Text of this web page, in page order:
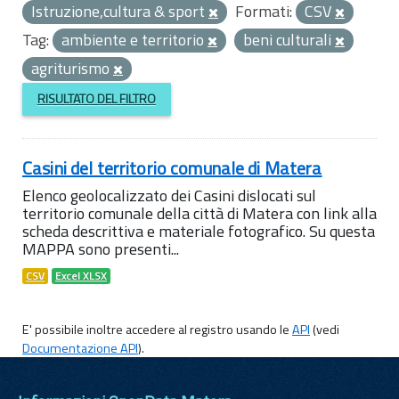
Istruzione,cultura & sport
Formati: CSV
Tag: ambiente e territorio
beni culturali
agriturismo
RISULTATO DEL FILTRO
Casini del territorio comunale di Matera
Elenco geolocalizzato dei Casini dislocati sul
territorio comunale della città di Matera con link alla
scheda descrittiva e materiale fotografico. Su questa
MAPPA sono presenti...
CSV Excel XLSX
E' possibile inoltre accedere al registro usando leAPI(vedi
Documentazione API).